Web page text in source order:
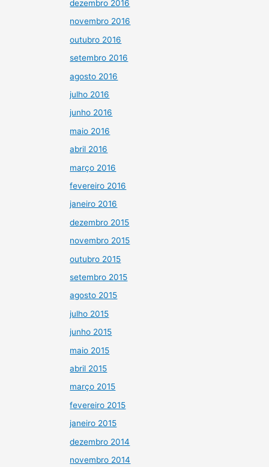
dezembro 2016
novembro 2016
outubro 2016
setembro 2016
agosto 2016
julho 2016
junho 2016
maio 2016
abril 2016
março 2016
fevereiro 2016
janeiro 2016
dezembro 2015
novembro 2015
outubro 2015
setembro 2015
agosto 2015
julho 2015
junho 2015
maio 2015
abril 2015
março 2015
fevereiro 2015
janeiro 2015
dezembro 2014
novembro 2014